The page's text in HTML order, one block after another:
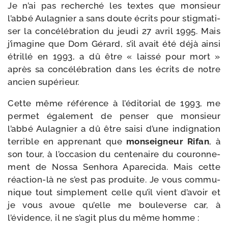
Je n’ai pas recher­ché les textes que mon­sieur
l’abbé Aulagnier a sans doute écrits pour stig­ma­ti­
ser la concé­lé­bra­tion du jeu­di 27 avril 1995. Mais
j’imagine que Dom Gérard, s’il avait été déjà ain­si
étrillé en 1993, a dû être « lais­sé pour mort »
après sa concé­lé­bra­tion dans les écrits de notre
ancien supérieur.
Cette même réfé­rence à l’éditorial de 1993, me
per­met éga­le­ment de pen­ser que mon­sieur
l’abbé Aulagnier a dû être sai­si d’une indi­gna­tion
ter­rible en appre­nant que mon­sei­gneur Rifan, à
son tour, à l’occasion du cen­te­naire du cou­ron­ne­
ment de Nossa Senhora Aparecida. Mais cette
réaction-​là ne s’est pas pro­duite. Je vous com­mu­
nique tout sim­ple­ment celle qu’il vient d’avoir et
je vous avoue qu’elle me bou­le­verse car, à
l’évidence, il ne s’agit plus du même homme :